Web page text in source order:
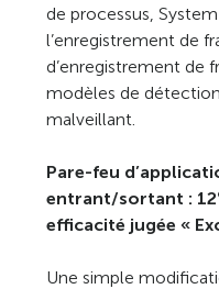
de processus,
l’enregistrement de
d’enregistrement de
modèles de
malveillant.
Pare-feu
entrant/sortant : 12
efficacité jugée «
Une simple